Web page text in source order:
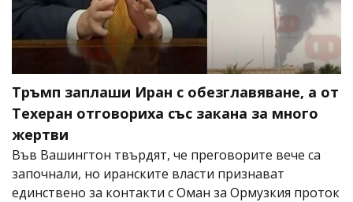
Тръмп заплаши Иран с обезглавяване, а от
Техеран отговориха със закана за много
жертви
Във Вашингтон твърдят, че преговорите вече са
започнали, но иранските власти признават
единствено за контакти с Оман за Ормузкия проток